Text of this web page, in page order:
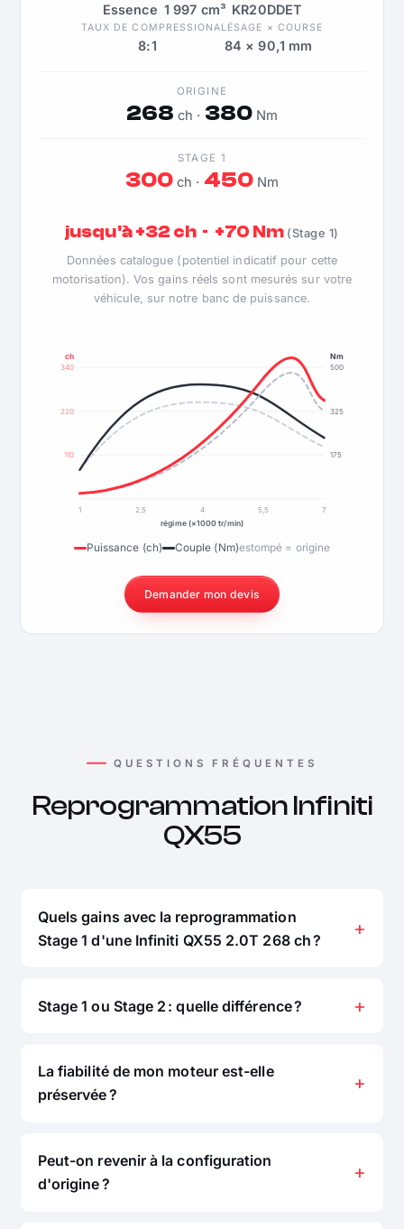
Essence 1 997 cm³ KR20DDET
TAUX DE COMPRESSION
8:1
ALÉSAGE × COURSE
84 × 90,1 mm
ORIGINE
268 ch · 380Nm
STAGE 1
300 ch · 450Nm
jusqu'à +32 ch · +70 Nm (Stage 1)
Données catalogue (potentiel indicatif pour cette
motorisation). Vos gains réels sont mesurés sur votre
véhicule, sur notre banc de puissance.
110
220
340
175
325
500
ch Nm
1 2,5 4 5,5
7
régime (×1000 tr/min)
Puissance (ch) Couple (Nm)estompé = origine
Demander mon devis
QUESTIONS FRÉQUENTES
Reprogrammation Infiniti
QX55
Quels gains avec la reprogrammation
Stage 1 d'une Infiniti QX55 2.0T 268 ch ?
Stage 1 ou Stage 2 : quelle différence ?
La fiabilité de mon moteur est-elle
préservée ?
Peut-on revenir à la configuration
d'origine ?